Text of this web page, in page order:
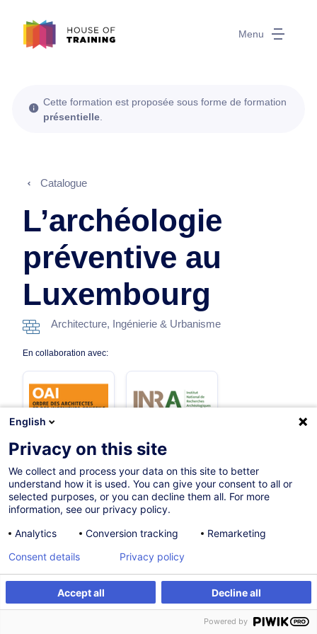
Menu
S'inscrire
Cette formation est proposée sous forme de formation
présentielle
Catalogue
L’archéologie
préventive au
Luxembourg
Architecture, Ingénierie & Urbanisme
En collaboration avec:
Nouveau
28.10.2026
4h
Cours du jour
French / Français
012378
English
Privacy on this site
We collect and process your data on this site to better
understand how it is used. You can give your consent to all or
selected purposes, or you can decline them all. For more
information, see our privacy policy.
Analytics
Conversion tracking Remarketing
Accept all Decline all
Consent details Privacy policy
Powered by